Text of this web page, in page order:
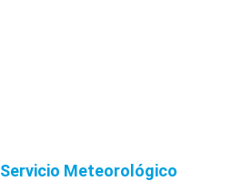
Servicio Meteorológico